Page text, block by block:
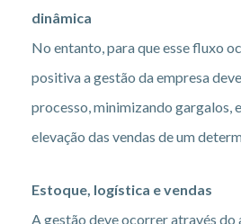
dinâmica
No entanto, para que esse fluxo
positiva a gestão da empresa
processo, minimizando gargalos,
elevação das vendas de um
Estoque, logística e vendas
A gestão deve ocorrer através do